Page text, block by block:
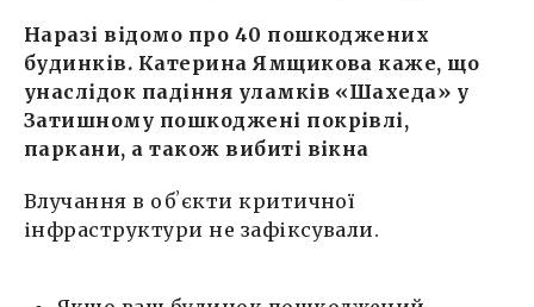
Наразі відомо про 40 пошкоджених
будинків. Катерина Ямщикова каже, що
унаслідок падіння уламків «Шахеда» у
Затишному пошкоджені покрівлі,
паркани, а також вибиті вікна
Влучання в обʼєкти критичної
інфраструктури не зафіксували.